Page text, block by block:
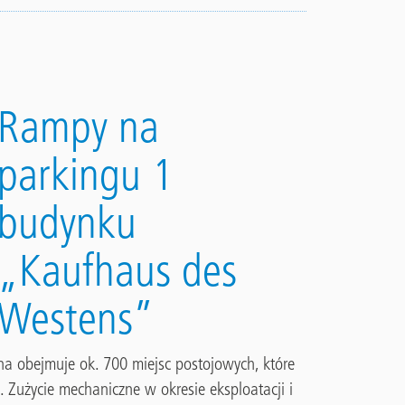
na
1
des
obejmuje ok. 700 miejsc postojowych, które
mechaniczne w okresie eksploatacji i